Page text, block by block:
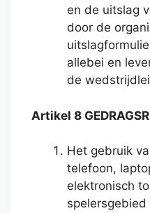
en de uitslag
door de
allebei en
de
Artikel 8
Het gebruik
telefoon,
elektronisch